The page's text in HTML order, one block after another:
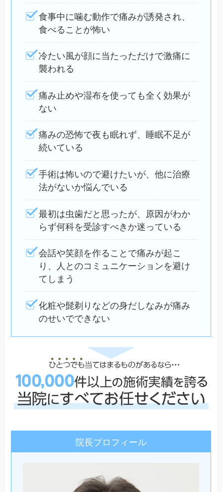
食事中に噛む動作で痛みが誘発され、
食べることが怖い
冷たい風が顔に当たっただけで激痛に
襲われる
痛み止めや湿布を使っても全く効果が
ない
痛みの恐怖で夜も眠れず、睡眠不足が
続いている
手術は怖いので避けたいが、他に治療
法がないか悩んでいる
最初は虫歯だと思ったが、原因がわか
らず何科を受診すべきか迷っている
会話や笑顔を作ることで痛みが起こ
り、人とのコミュニケーションを避け
てしまう
化粧や髭剃りなどの身だしなみが痛み
のせいでできない
院長プロフィール